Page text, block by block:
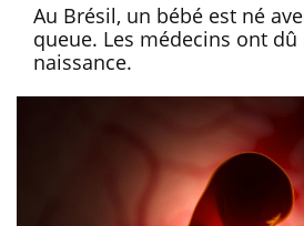
Au Brésil, un bébé est né
queue. Les médecins ont dû
naissance.